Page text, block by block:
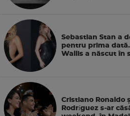
Sebastian Stan a
pentru prima
Wallis a născut în
Cristiano Ronaldo
Rodríguez s-ar